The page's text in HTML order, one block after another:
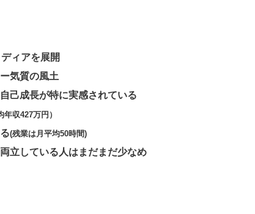
ィアを展開
気質の風土
己成長が特に実感されている
年収427万円）
(残業は月平均50時間)
立している人はまだまだ少なめ